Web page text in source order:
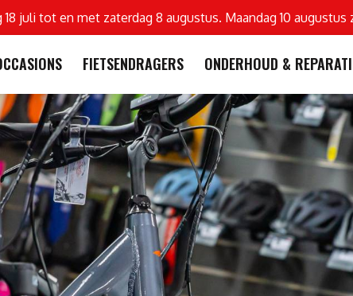
juli tot en met zaterdag 8 augustus. Maandag 10
FIETSENDRAGERS ONDERHOUD &